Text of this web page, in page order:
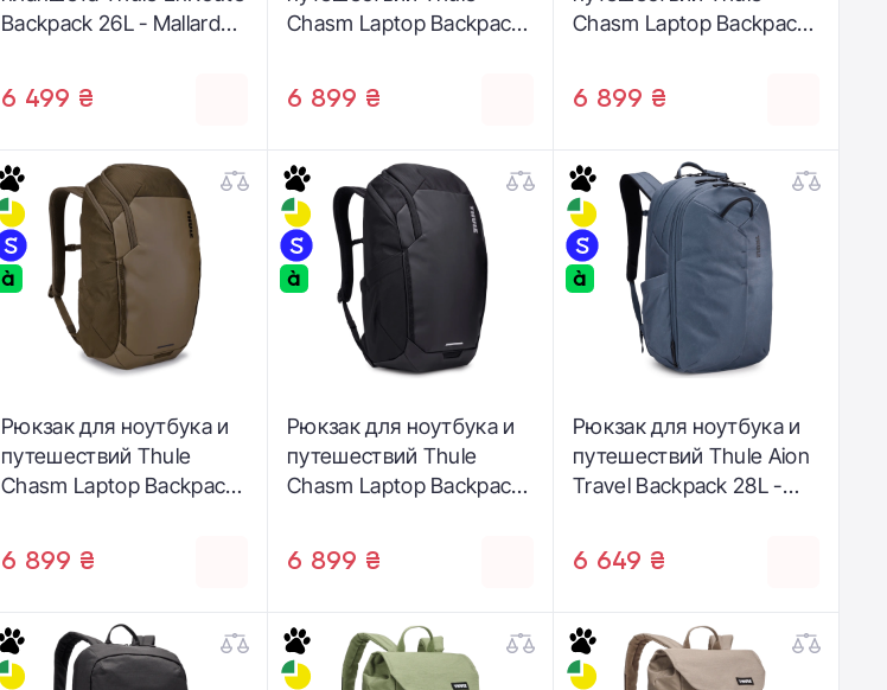
Backpack 26L - Mallard
6 499 ₴
Chasm Laptop Backpack
6 899 ₴
Chasm Laptop Backpack
6 899 ₴
Рюкзак для ноутбука и
путешествий Thule
Chasm Laptop Backpack
6 899 ₴
Рюкзак для ноутбука и
путешествий Thule
Chasm Laptop Backpack
6 899 ₴
Рюкзак для ноутбука и
путешествий Thule Aion
Travel Backpack 28L -
6 649 ₴